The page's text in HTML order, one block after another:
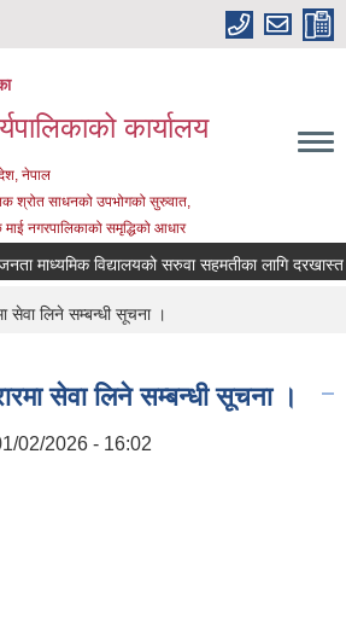
कार्यालय
नेपाल
श्रोत साधनको उपभोगको सुरुवात,
नगरपालिकाको समृद्धिको आधार
माध्यमिक विद्यालयको सरुवा सहमतीका लागि दरखास्त
सेवा लिने सम्बन्धी सूचना ।
सेवा लिने सम्बन्धी सूचना ।
02/2026 - 16:02